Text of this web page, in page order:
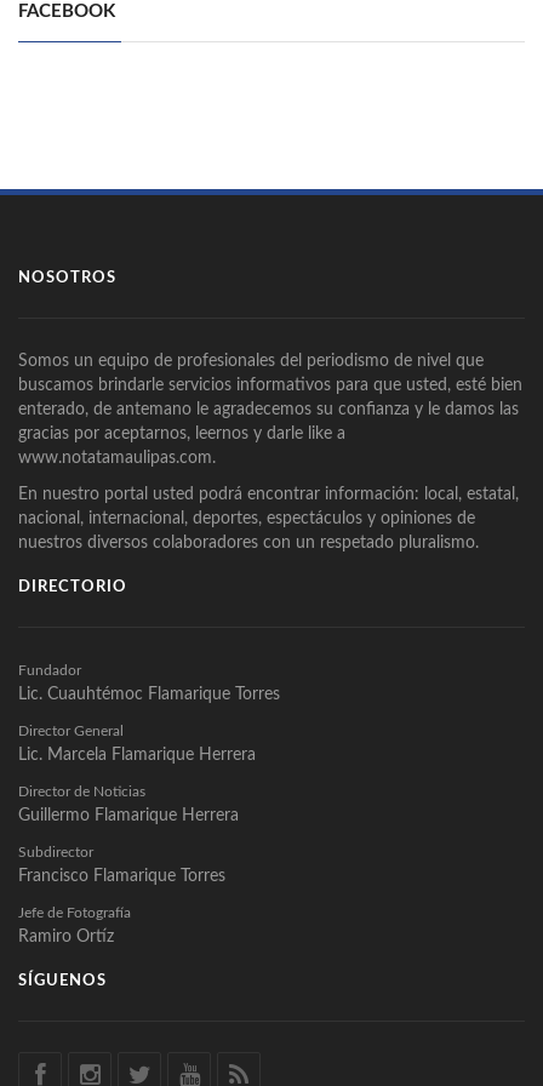
FACEBOOK
NOSOTROS
Somos un equipo de profesionales del periodismo de nivel que
buscamos brindarle servicios informativos para que usted, esté bien
enterado, de antemano le agradecemos su confianza y le damos las
gracias por aceptarnos, leernos y darle like a
www.notatamaulipas.com.
En nuestro portal usted podrá encontrar información: local, estatal,
nacional, internacional, deportes, espectáculos y opiniones de
nuestros diversos colaboradores con un respetado pluralismo.
DIRECTORIO
Fundador
Lic. Cuauhtémoc Flamarique Torres
Director General
Lic. Marcela Flamarique Herrera
Director de Noticias
Guillermo Flamarique Herrera
Subdirector
Francisco Flamarique Torres
Jefe de Fotografía
Ramiro Ortíz
SÍGUENOS